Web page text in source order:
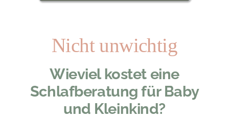
Nicht unwichtig
Wieviel kostet eine
Schlafberatung für Baby
und Kleinkind?